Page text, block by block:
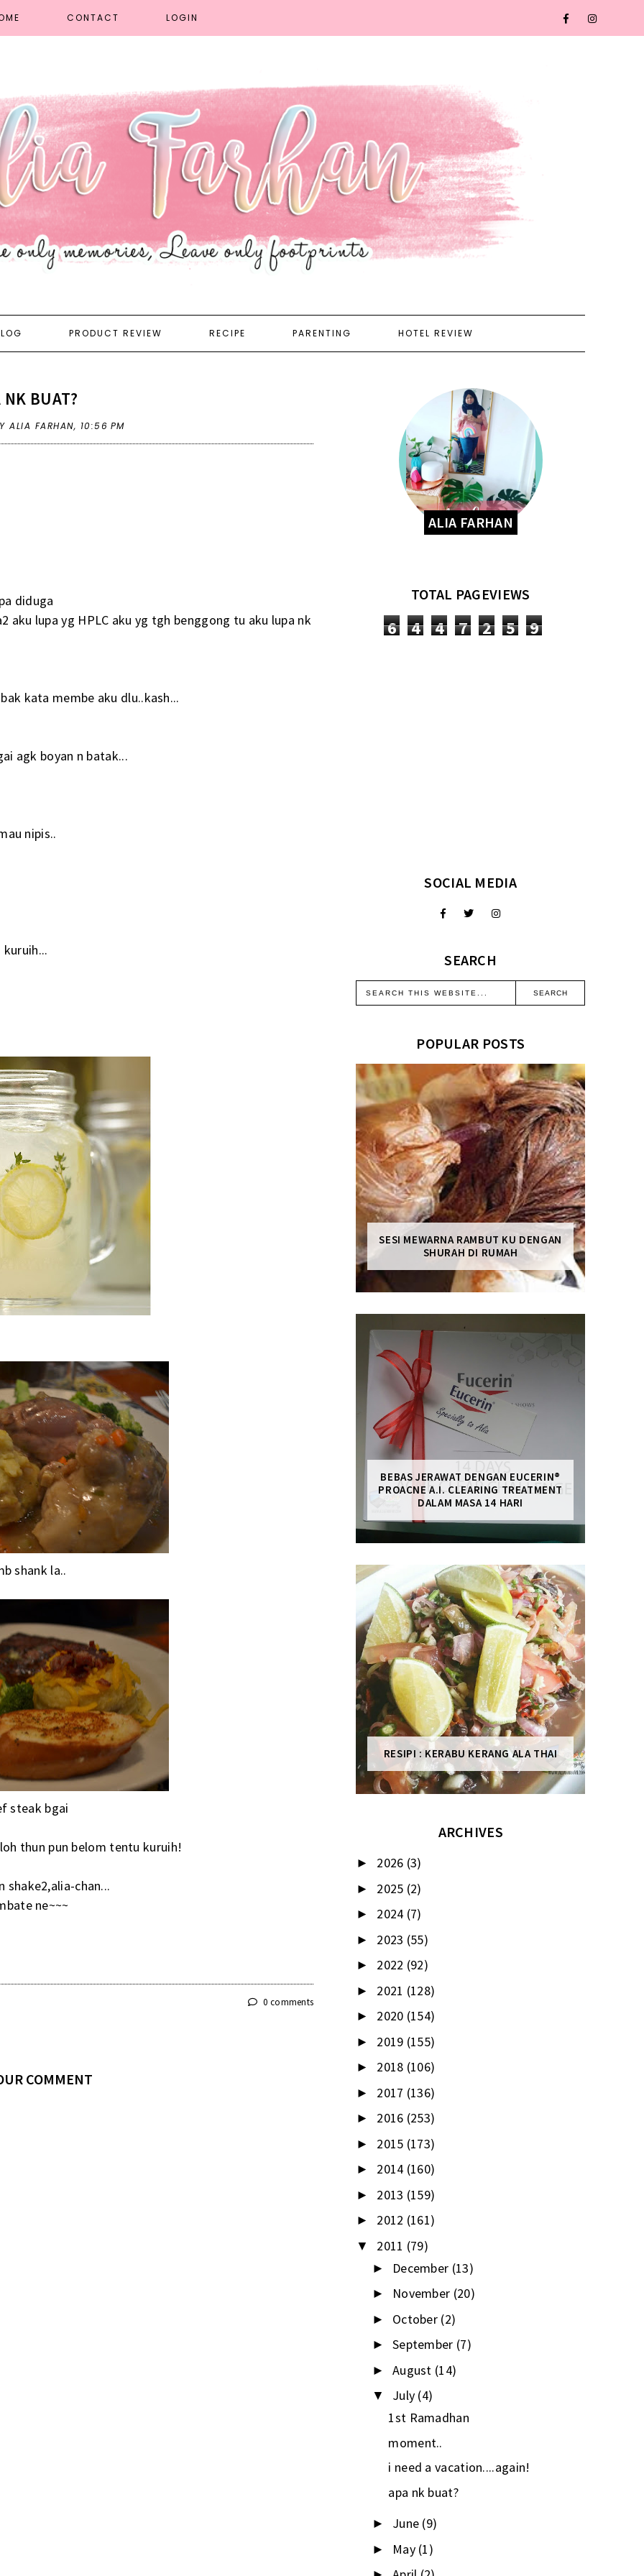
CONTACT LOGIN
PRODUCT REVIEW RECIPE PARENTING HOTEL REVIEW
NK BUAT?
ALIA FARHAN, 10:56 PM
diduga
aku lupa yg HPLC aku yg tgh benggong tu aku lupa nk
kata membe aku dlu..kash...
agk boyan n batak...
nipis..
shank la..
steak bgai
thun pun belom tentu kuruih!
shake2,alia-chan...
ne~~~
0 comments
COMMENT
ALIA FARHAN
TOTAL PAGEVIEWS
6 4 4 7 2 5 9
SOCIAL MEDIA
SEARCH
POPULAR POSTS
SESI MEWARNA RAMBUT KU DENGAN
SHURAH DI RUMAH
BEBAS JERAWAT DENGAN EUCERIN®
PROACNE A.I. CLEARING TREATMENT
DALAM MASA 14 HARI
RESIPI : KERABU KERANG ALA THAI
ARCHIVES
► 2026 (3)
► 2025 (2)
► 2024 (7)
► 2023 (55)
► 2022 (92)
► 2021 (128)
► 2020 (154)
► 2019 (155)
► 2018 (106)
► 2017 (136)
► 2016 (253)
► 2015 (173)
► 2014 (160)
► 2013 (159)
► 2012 (161)
▼ 2011 (79)
► December (13)
► November (20)
► October (2)
► September (7)
► August (14)
▼ July (4)
1st Ramadhan
moment..
i need a vacation....again!
apa nk buat?
► June (9)
► May (1)